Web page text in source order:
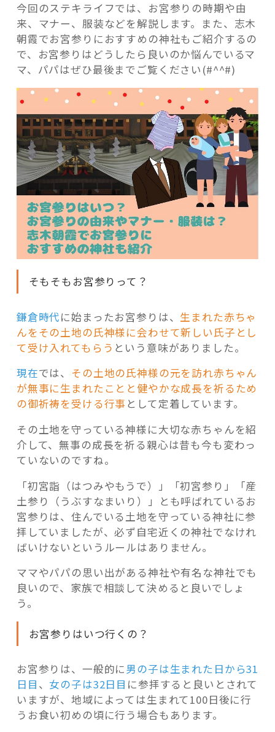
今回のステキライフでは、お宮参りの時期や由
来、マナー、服装などを解説します。また、志木
朝霞でお宮参りにおすすめの神社もご紹介するの
で、お宮参りはどうしたら良いのか悩んでいるマ
マ、パパはぜひ最後までご覧ください(#^^#)
そもそもお宮参りって？
鎌倉時代に始まったお宮参りは、 生まれた赤ちゃ
んをその土地の氏神様に会わせて新しい氏子とし
て受け入れてもらう という意味がありました。
現在では、 その土地の氏神様の元を訪れ赤ちゃん
が無事に生まれたことと健やかな成長を祈るため
の御祈祷を受ける行事 として定着しています。
その土地を守っている神様に大切な赤ちゃんを紹
介して、無事の成長を祈る親心は昔も今も変わっ
ていないのですね。
「初宮詣（はつみやもうで）」「初宮参り」「産
土参り（うぶすなまいり）」とも呼ばれているお
宮参りは、住んでいる土地を守っている神社に参
拝していましたが、必ず自宅近くの神社でなけれ
ばいけないというルールはありません。
ママやパパの思い出がある神社や有名な神社でも
良いので、家族で相談して決めると良いでしょ
う。
お宮参りはいつ行くの？
お宮参りは、一般的に男の子は生まれた日から31
日目 、 女の子は32日目 に参拝すると良いとされて
いますが、地域によっては生まれて100日後に行
うお食い初めの頃に行う場合もあります。